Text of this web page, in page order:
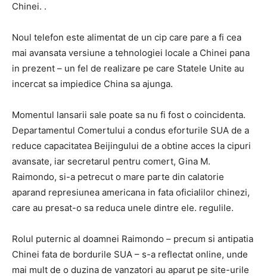
Chinei. .
Noul telefon este alimentat de un cip care pare a fi cea
mai avansata versiune a tehnologiei locale a Chinei pana
in prezent – un fel de realizare pe care Statele Unite au
incercat sa impiedice China sa ajunga.
Momentul lansarii sale poate sa nu fi fost o coincidenta.
Departamentul Comertului a condus eforturile SUA de a
reduce capacitatea Beijingului de a obtine acces la cipuri
avansate, iar secretarul pentru comert, Gina M.
Raimondo, si-a petrecut o mare parte din calatorie
aparand represiunea americana in fata oficialilor chinezi,
care au presat-o sa reduca unele dintre ele. regulile.
Rolul puternic al doamnei Raimondo – precum si antipatia
Chinei fata de bordurile SUA – s-a reflectat online, unde
mai mult de o duzina de vanzatori au aparut pe site-urile